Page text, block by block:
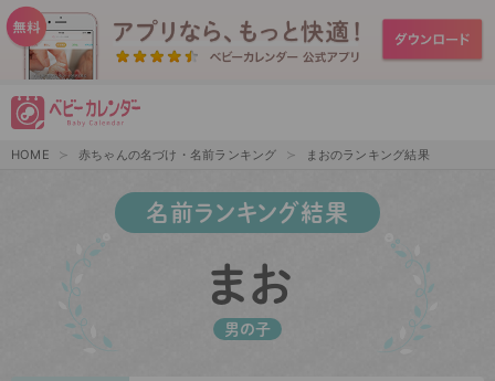
HOME 赤ちゃんの名づけ・名前ランキング まおのランキング結果
名前ランキング結果
まお
男の子